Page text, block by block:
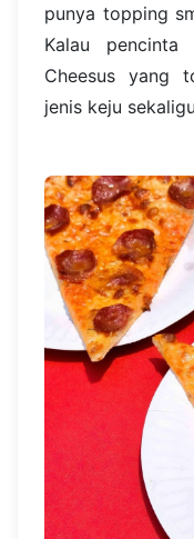
punya topping
Kalau
Cheesus yang
jenis keju